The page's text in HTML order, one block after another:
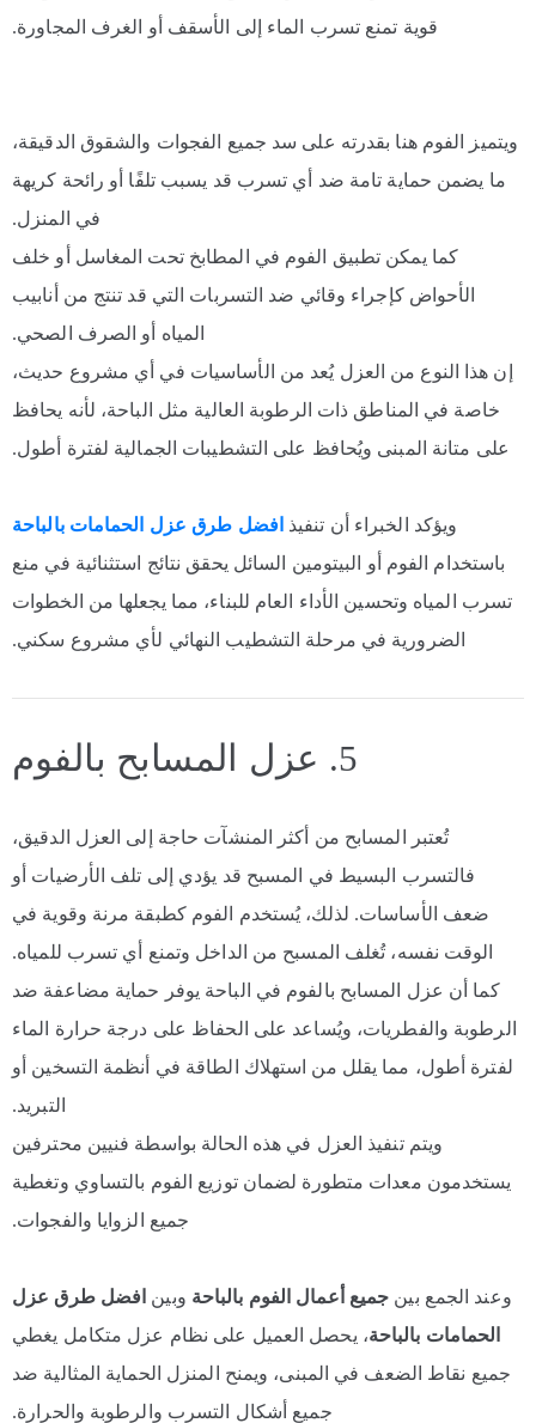
قوية تمنع تسرب الماء إلى الأسقف أو الغرف المجاورة.
ويتميز الفوم هنا بقدرته على سد جميع الفجوات والشقوق الدقيقة،
ما يضمن حماية تامة ضد أي تسرب قد يسبب تلفًا أو رائحة كريهة
في المنزل.
كما يمكن تطبيق الفوم في المطابخ تحت المغاسل أو خلف
الأحواض كإجراء وقائي ضد التسربات التي قد تنتج من أنابيب
المياه أو الصرف الصحي.
إن هذا النوع من العزل يُعد من الأساسيات في أي مشروع حديث،
خاصة في المناطق ذات الرطوبة العالية مثل الباحة، لأنه يحافظ
على متانة المبنى ويُحافظ على التشطيبات الجمالية لفترة أطول.
ويؤكد الخبراء أن تنفيذ افضل طرق عزل الحمامات بالباحة
باستخدام الفوم أو البيتومين السائل يحقق نتائج استثنائية في منع
تسرب المياه وتحسين الأداء العام للبناء، مما يجعلها من الخطوات
الضرورية في مرحلة التشطيب النهائي لأي مشروع سكني.
5. عزل المسابح بالفوم
تُعتبر المسابح من أكثر المنشآت حاجة إلى العزل الدقيق،
فالتسرب البسيط في المسبح قد يؤدي إلى تلف الأرضيات أو
ضعف الأساسات. لذلك، يُستخدم الفوم كطبقة مرنة وقوية في
الوقت نفسه، تُغلف المسبح من الداخل وتمنع أي تسرب للمياه.
كما أن عزل المسابح بالفوم في الباحة يوفر حماية مضاعفة ضد
الرطوبة والفطريات، ويُساعد على الحفاظ على درجة حرارة الماء
لفترة أطول، مما يقلل من استهلاك الطاقة في أنظمة التسخين أو
التبريد.
ويتم تنفيذ العزل في هذه الحالة بواسطة فنيين محترفين
يستخدمون معدات متطورة لضمان توزيع الفوم بالتساوي وتغطية
جميع الزوايا والفجوات.
وعند الجمع بين جميع أعمال الفوم بالباحة وبين افضل طرق عزل
الحمامات بالباحة، يحصل العميل على نظام عزل متكامل يغطي
جميع نقاط الضعف في المبنى، ويمنح المنزل الحماية المثالية ضد
جميع أشكال التسرب والرطوبة والحرارة.